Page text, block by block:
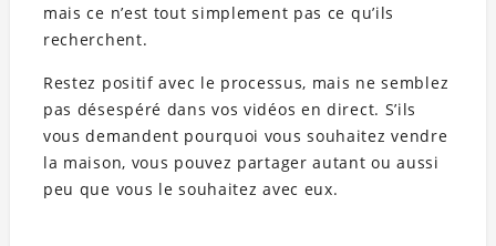
mais ce n’est tout simplement pas ce qu’ils
recherchent.
Restez positif avec le processus, mais ne semblez
pas désespéré dans vos vidéos en direct. S’ils
vous demandent pourquoi vous souhaitez vendre
la maison, vous pouvez partager autant ou aussi
peu que vous le souhaitez avec eux.